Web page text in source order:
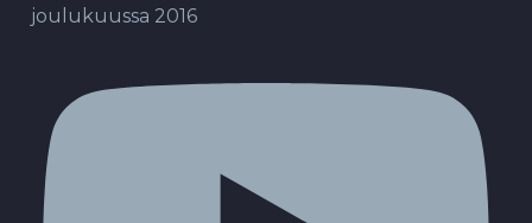
joulukuussa 2016